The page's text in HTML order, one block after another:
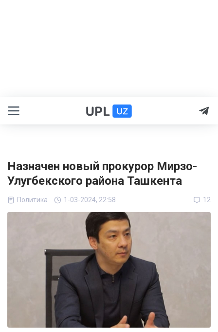
Назначен новый прокурор Мирзо-
Улугбекского района Ташкента
Политика 1-03-2024, 22:58 12